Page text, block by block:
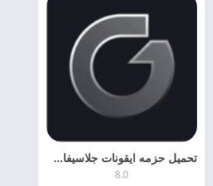
تحميل حزمه ايقونات جلاسيفاي 2026 glassify apk اخر اصدار
8.0